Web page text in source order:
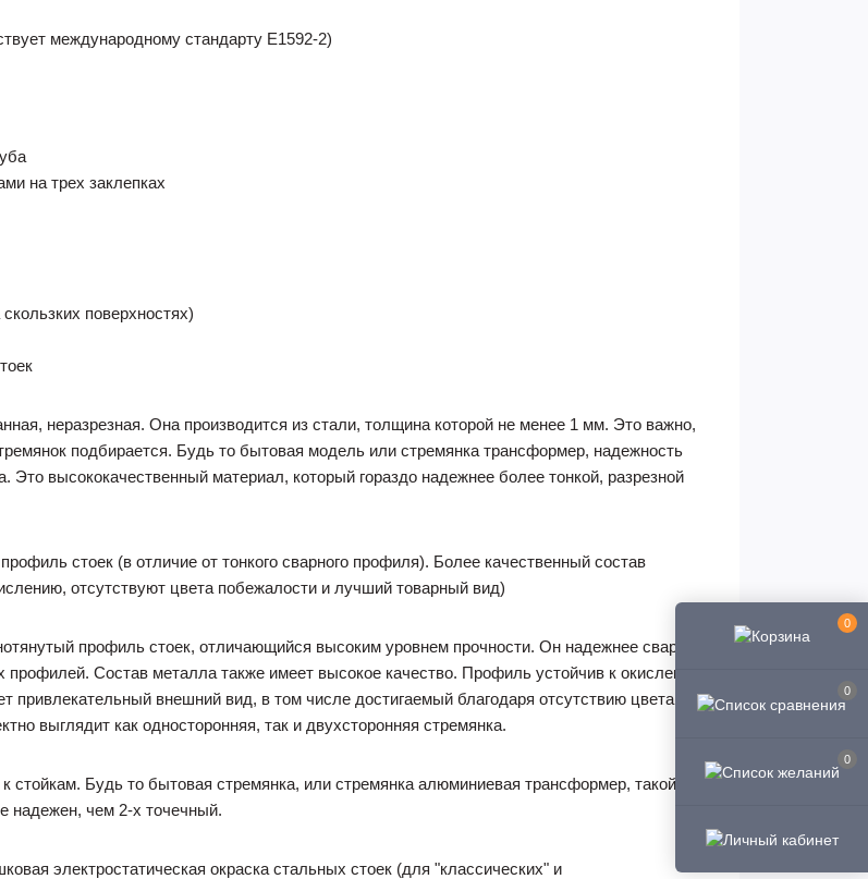
0
0
0
международному стандарту E1592-2)
на трех заклепках
поверхностях)
неразрезная. Она производится из стали, толщина которой не менее 1 мм. Это важно,
подбирается. Будь то бытовая модель или стремянка трансформер, надежность
Это высококачественный материал, который гораздо надежнее более тонкой, разрезной
стоек (в отличие от тонкого сварного профиля). Более качественный состав
отсутствуют цвета побежалости и лучший товарный вид)
профиль стоек, отличающийся высоким уровнем прочности. Он надежнее сварных
профилей. Состав металла также имеет высокое качество. Профиль устойчив к окислению
привлекательный внешний вид, в том числе достигаемый благодаря отсутствию цвета.
выглядит как односторонняя, так и двухсторонняя стремянка.
стойкам. Будь то бытовая стремянка, или стремянка алюминиевая трансформер, такой
надежен, чем 2-х точечный.
электростатическая окраска стальных стоек (для "классических" и